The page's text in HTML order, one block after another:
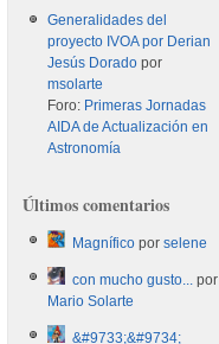
Generalidades del
proyecto IVOA por Derian
Jesús Dorado por
msolarte
Foro: Primeras Jornadas
AIDA de Actualización en
Astronomía
Últimos comentarios
Magnífico porselene
con mucho gusto... por
Mario Solarte
&#9733;&#9734;